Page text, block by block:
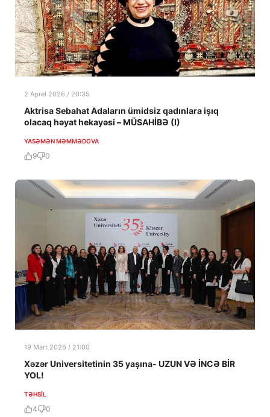
2 Aprel 2026 / 20:35
Aktrisa Sebahat Adaların ümidsiz qadınlara işıq
olacaq həyat hekayəsi – MÜSAHİBƏ (I)
YASƏMƏN MƏMMƏDOVA
9 0
19 Mart 2026 / 21:00
Xəzər Universitetinin 35 yaşına- UZUN VƏ İNCƏ BİR
YOL!
TƏHSIL
4 0